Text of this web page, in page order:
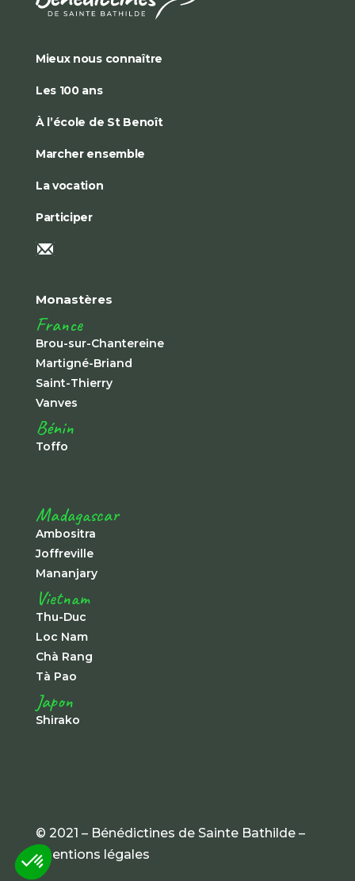
Mieux nous connaître
Les 100 ans
À l’école de St Benoît
Marcher ensemble
La vocation
Participer
Monastères
France
Brou-sur-Chantereine
Martigné-Briand
Saint-Thierry
Vanves
Bénin
Toffo
Madagascar
Ambositra
Joffreville
Mananjary
Vietnam
Thu-Duc
Loc Nam
Chà Rang
Tà Pao
Japon
Shirako
© 2021 – Bénédictines de Sainte Bathilde –
mentions légales